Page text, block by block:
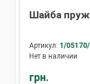
Шайба
Артикул: 1/
Нет в наличии
грн.